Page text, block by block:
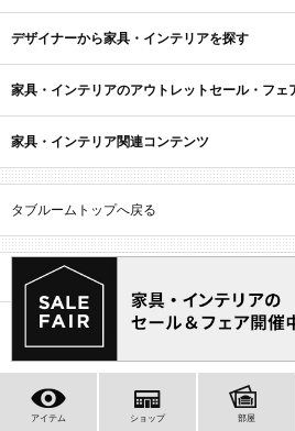
デザイナーから家具・インテリアを探す
家具・インテリアのアウトレットセール・フェ
家具・インテリア関連コンテンツ
タブルームトップへ戻る
アイテム ショップ 部屋
サイトマップ